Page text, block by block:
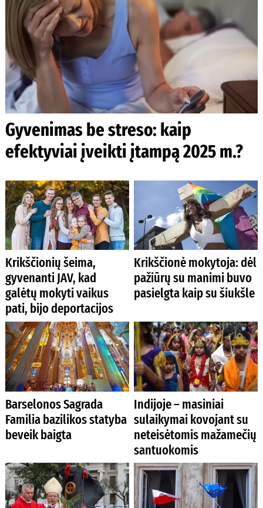
Gyvenimas be streso: kaip
efektyviai įveikti įtampą 2025 m.?
Krikščionių šeima,
gyvenanti JAV, kad
galėtų mokyti vaikus
pati, bijo deportacijos
Krikščionė mokytoja: dėl
pažiūrų su manimi buvo
pasielgta kaip su šiukšle
Barselonos Sagrada
Familia bazilikos statyba
beveik baigta
Indijoje – masiniai
sulaikymai kovojant su
neteisėtomis mažamečių
santuokomis